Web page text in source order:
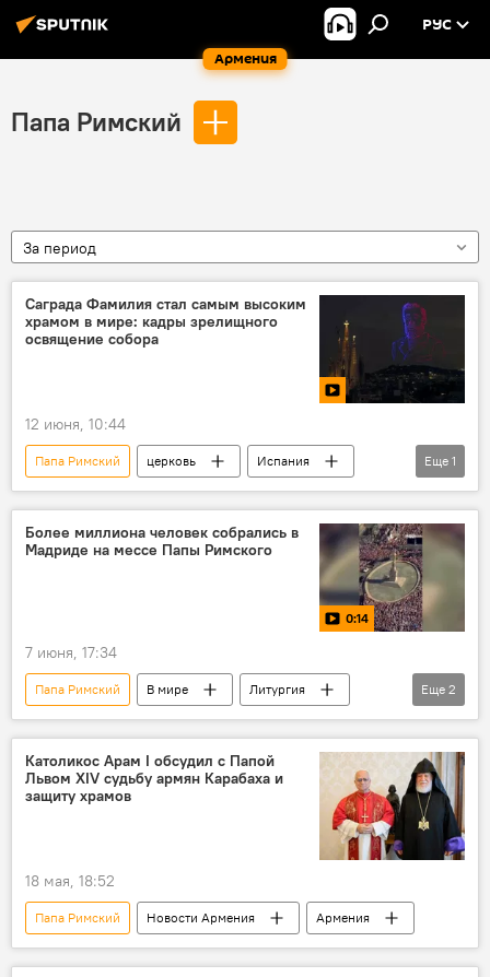
Армения
РУС
Папа Римский
За период
Саграда Фамилия стал самым высоким
храмом в мире: кадры зрелищного
освящение собора
12 июня, 10:44
Папа Римский церковь
Испания
Барселона
Еще 1
Более миллиона человек собрались в
Мадриде на мессе Папы Римского
0:14
7 июня, 17:34
Папа Римский В мире
Литургия
Мадрид
Видео
Еще 2
Католикос Арам I обсудил с Папой
Львом XIV судьбу армян Карабаха и
защиту храмов
18 мая, 18:52
Папа Римский Новости Армения Армения